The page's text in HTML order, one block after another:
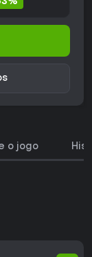
o jogo